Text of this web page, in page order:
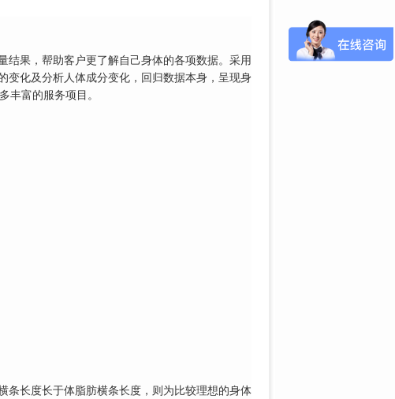
果，帮助客户更了解自己身体的各项数据。采用
变化及分析人体成分变化，回归数据本身，呈现身
丰富的服务项目。
条长度长于体脂肪横条长度，则为比较理想的身体